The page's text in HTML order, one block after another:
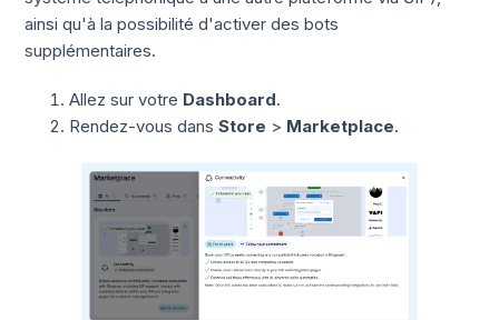
ainsi qu'à la possibilité d'activer des bots
supplémentaires.
Allez sur votre Dashboard.
Rendez-vous dansStore > Marketplace.